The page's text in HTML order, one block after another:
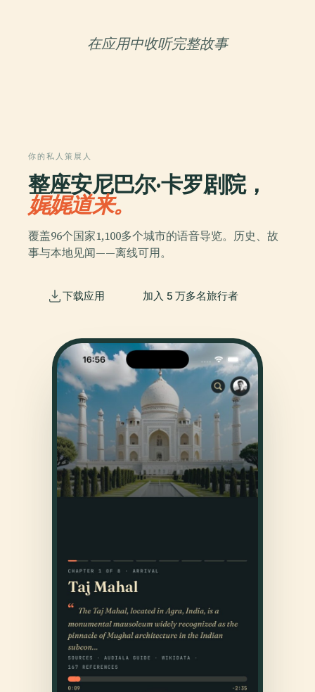
在应用中收听完整故事
你的私人策展人
整座安尼巴尔·卡罗剧院，
娓娓道来。
覆盖96个国家1,100多个城市的语音导览。历史、故
事与本地见闻——离线可用。
下载应用 加入 5 万多名旅行者